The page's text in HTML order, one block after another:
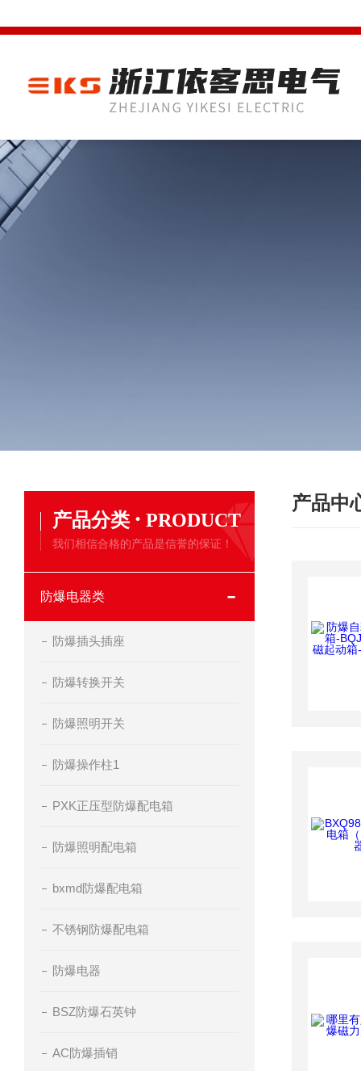
产品分类 · PRODUCT
我们相信合格的产品是信誉的保证！
防爆电器类
防爆插头插座
防爆转换开关
防爆照明开关
防爆操作柱1
PXK正压型防爆配电箱
防爆照明配电箱
bxmd防爆配电箱
不锈钢防爆配电箱
防爆电器
BSZ防爆石英钟
AC防爆插销
产品中